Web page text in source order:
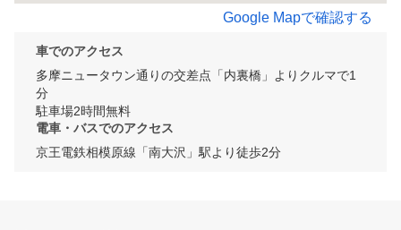
Google Mapで確認する
車でのアクセス
多摩ニュータウン通りの交差点「内裏橋」よりクルマで1
分
駐車場2時間無料
電車・バスでのアクセス
京王電鉄相模原線「南大沢」駅より徒歩2分